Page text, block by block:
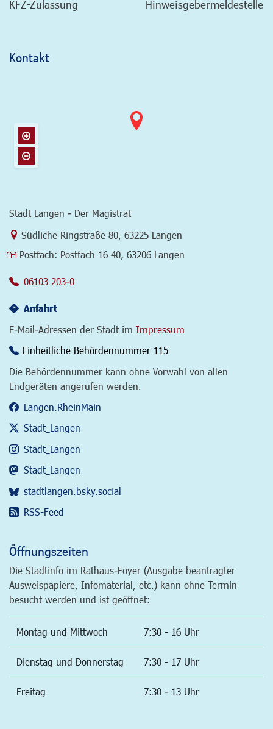
KFZ-Zulassung Hinweisgebermeldestelle
Kontakt
Stadt Langen - Der Magistrat
Link zur Google-Maps Navigation
Südliche Ringstraße 80, 63225 Langen
Postfach: Postfach 16 40, 63206 Langen
06103 203-0
Anfahrt
E-Mail-Adressen der Stadt im Impressum
Einheitliche Behördennummer 115
Die Behördennummer kann ohne Vorwahl von allen
Endgeräten angerufen werden.
Langen.RheinMain
Stadt_Langen
Stadt_Langen
Stadt_Langen
stadtlangen.bsky.social
RSS-Feed
Öffnungszeiten
Die Stadtinfo im Rathaus-Foyer (Ausgabe beantragter
Ausweispapiere, Infomaterial, etc.) kann ohne Termin
besucht werden und ist geöffnet:
Montag und Mittwoch 7:30 - 16 Uhr
Dienstag und Donnerstag 7:30 - 17 Uhr
Freitag 7:30 - 13 Uhr